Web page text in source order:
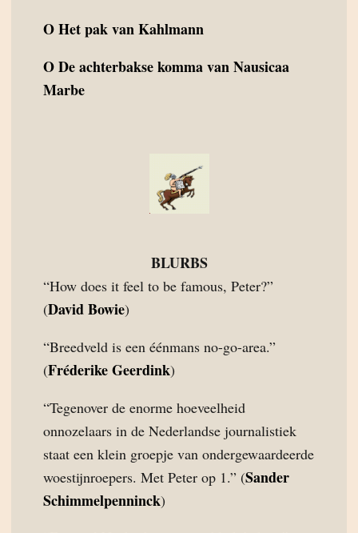
OHet pak van Kahlmann
ODe achterbakse komma van Nausicaa
Marbe
BLURBS
“How does it feel to be famous, Peter?”
(David Bowie)
“Breedveld is een éénmans no-go-area.”
(Fréderike Geerdink)
“Tegenover de enorme hoeveelheid
onnozelaars in de Nederlandse journalistiek
staat een klein groepje van ondergewaardeerde
woestijnroepers. Met Peter op 1.” (Sander
Schimmelpenninck)